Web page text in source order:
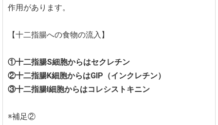
作用があります。
【十二指腸への食物の流入】
①十二指腸S細胞からはセクレチン
②十二指腸K細胞からはGIP（インクレチン）
③十二指腸I細胞からはコレシストキニン
※補足②